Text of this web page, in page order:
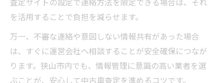
を活用することで負担を減らせます。
万一、不審な連絡や意図しない情報共有があった場合
は、すぐに運営会社へ相談することが安全確保につなが
ります。狭山市内でも、情報管理に意識の高い業者を選
ぶことが、安心して中古車査定を進めるコツです。